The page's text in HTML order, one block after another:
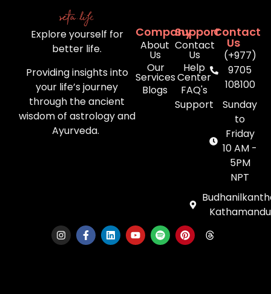
Explore yourself for
better life.
Providing insights into
your life’s journey
through the ancient
wisdom of astrology and
Ayurveda.
Company
About
Us
Our
Services
Blogs
Support
Contact
Us
Help
Center
FAQ's
Support
Contact
Us
(+977)
9705
108100
Sunday
to
Friday
10 AM -
5PM
NPT
Kathamandu